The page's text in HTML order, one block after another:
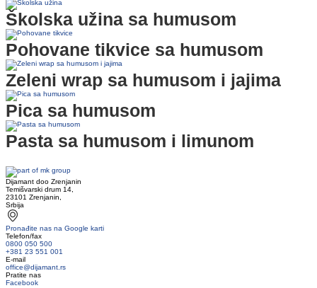
Školska užina sa humusom
Pohovane tikvice sa humusom
Zeleni wrap sa humusom i jajima
Pica sa humusom
Pasta sa humusom i limunom
Dijamant doo Zrenjanin
Temišvarski drum 14,
23101 Zrenjanin,
Srbija
Pronađite nas na Google karti
Telefon/fax
0800 050 500
+381 23 551 001
E-mail
office@dijamant.rs
Pratite nas
Facebook